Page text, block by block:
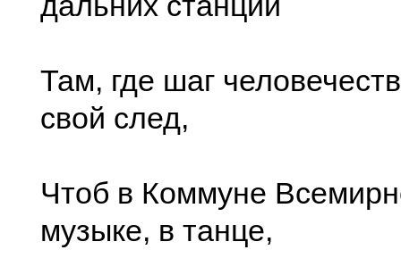
Там, где шаг
свой след,
Чтоб в Коммуне
музыке, в танце,